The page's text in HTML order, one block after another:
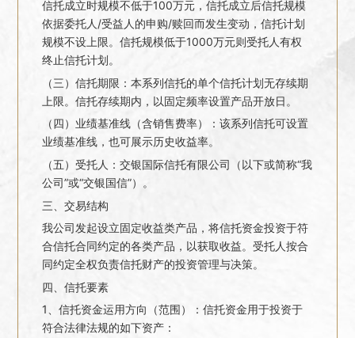
信托成立时规模不低于100万元，信托成立后信托规模
依据委托人/受益人的申购/赎回而发生变动，信托计划
规模不设上限。信托规模低于1000万元则受托人有权
终止信托计划。
（三）信托期限：本系列信托的单个信托计划无存续期
上限。信托存续期内，以固定频率设置产品开放日。
（四）业绩基准线（含销售费率）：该系列信托可设置
业绩基准线，也可展示历史收益率。
（五）受托人：交银国际信托有限公司（以下或简称“我
公司”或“交银国信”）。
三、交易结构
我公司发起设立固定收益类产品，将信托资金投资于符
合信托合同约定的各类产品，以获取收益。受托人按合
同约定全权负责信托财产的投资管理与决策。
四、信托要素
1、信托资金运用方向（范围）：信托资金用于投资于
符合法律法规的如下资产：